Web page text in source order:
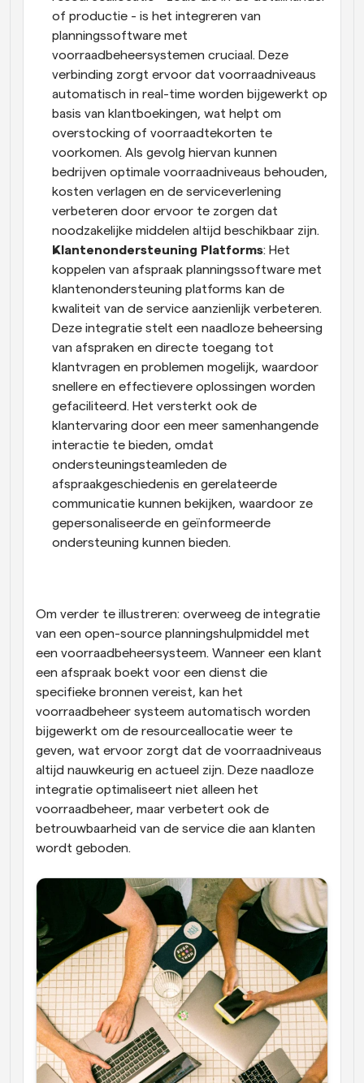
of productie - is het integreren van
planningssoftware met
voorraadbeheersystemen cruciaal. Deze
verbinding zorgt ervoor dat voorraadniveaus
automatisch in real-time worden bijgewerkt op
basis van klantboekingen, wat helpt om
overstocking of voorraadtekorten te
voorkomen. Als gevolg hiervan kunnen
bedrijven optimale voorraadniveaus behouden,
kosten verlagen en de serviceverlening
verbeteren door ervoor te zorgen dat
noodzakelijke middelen altijd beschikbaar zijn.
Klantenondersteuning Platforms: Het
koppelen van afspraak planningssoftware met
klantenondersteuning platforms kan de
kwaliteit van de service aanzienlijk verbeteren.
Deze integratie stelt een naadloze beheersing
van afspraken en directe toegang tot
klantvragen en problemen mogelijk, waardoor
snellere en effectievere oplossingen worden
gefaciliteerd. Het versterkt ook de
klantervaring door een meer samenhangende
interactie te bieden, omdat
ondersteuningsteamleden de
afspraakgeschiedenis en gerelateerde
communicatie kunnen bekijken, waardoor ze
gepersonaliseerde en geïnformeerde
ondersteuning kunnen bieden.
Om verder te illustreren: overweeg de integratie
van een open-source planningshulpmiddel met
een voorraadbeheersysteem. Wanneer een klant
een afspraak boekt voor een dienst die
specifieke bronnen vereist, kan het
voorraadbeheer systeem automatisch worden
bijgewerkt om de resourceallocatie weer te
geven, wat ervoor zorgt dat de voorraadniveaus
altijd nauwkeurig en actueel zijn. Deze naadloze
integratie optimaliseert niet alleen het
voorraadbeheer, maar verbetert ook de
betrouwbaarheid van de service die aan klanten
wordt geboden.